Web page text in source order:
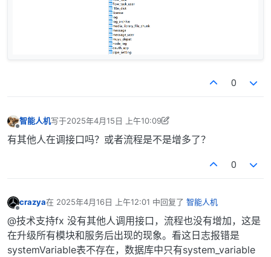
0
智能人机写于2025年4月15日 上午10:09
最后由 智能人机 编辑2025年4月15日 下午6:09
有其他人在调接口吗？或者流程是不是增多了？
0
crazya在 2025年4月16日 上午12:01 中回复了 智能人机
最后由 编辑
@技术支持fx 没有其他人调用接口，流程也没有增加，这是
在升级所有模块和服务后出现的现象。看这日志报错是
systemVariable表不存在，数据库中只有system_variable